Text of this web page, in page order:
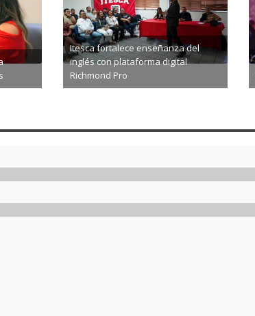
Itesca fortalece enseñanza del
inglés con plataforma digital
Richmond Pro